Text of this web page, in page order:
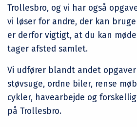
Trollesbro, og vi har også
vi løser for andre, der kan
er derfor vigtigt, at du kan
tager afsted samlet.
Vi udfører blandt andet
støvsuge, ordne biler, rense
cykler, havearbejde og
på Trollesbro.